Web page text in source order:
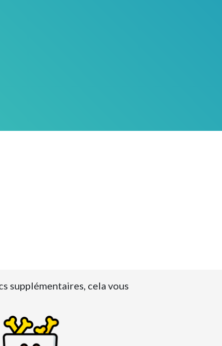
supplémentaires, cela vous